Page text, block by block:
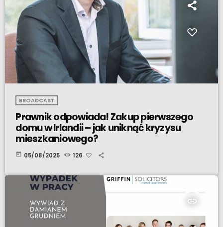
BROADCAST
Prawnik odpowiada! Zakup pierwszego
domu w Irlandii – jak uniknąć kryzysu
mieszkaniowego?
today 05/08/2025 126
insert_link